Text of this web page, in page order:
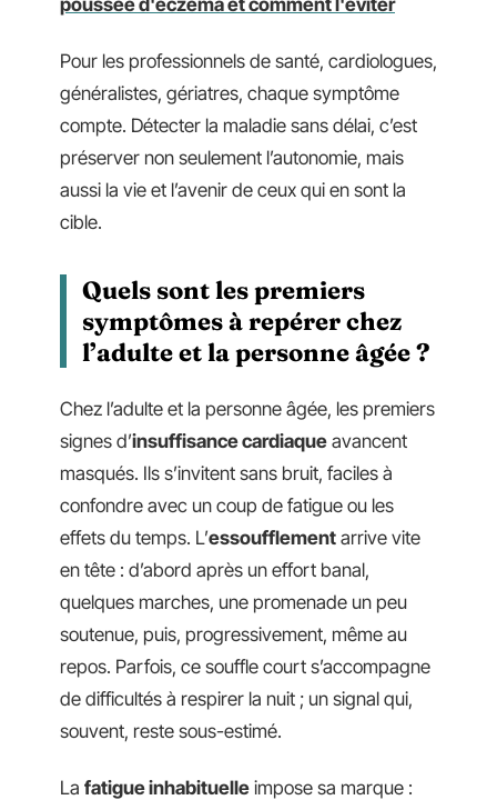
Pour les professionnels de santé, cardiologues,
généralistes, gériatres, chaque symptôme
compte. Détecter la maladie sans délai, c’est
préserver non seulement l’autonomie, mais
aussi la vie et l’avenir de ceux qui en sont la
cible.
Quels sont les premiers
symptômes à repérer chez
l’adulte et la personne âgée ?
Chez l’adulte et la personne âgée, les premiers
signes d’insuffisance cardiaque avancent
masqués. Ils s’invitent sans bruit, faciles à
confondre avec un coup de fatigue ou les
effets du temps. L’essoufflement arrive vite
en tête : d’abord après un effort banal,
quelques marches, une promenade un peu
soutenue, puis, progressivement, même au
repos. Parfois, ce souffle court s’accompagne
de difficultés à respirer la nuit ; un signal qui,
souvent, reste sous-estimé.
La fatigue inhabituelle impose sa marque :